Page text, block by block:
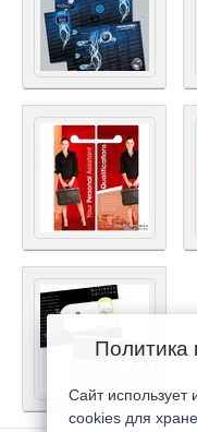
Политика
Сайт
cookies для